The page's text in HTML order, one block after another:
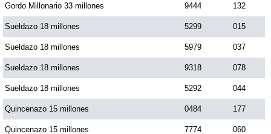
Motilon Tarde
Motilon Noche
Paisita Día
Paisita Noche
Gordo Millonario 33 millones 9444 132
Sueldazo 18 millones 5299 015
Sueldazo 18 millones 5979 037
Sueldazo 18 millones 9318 078
Sueldazo 18 millones 5292 044
Quincenazo 15 millones 0484 177
Quincenazo 15 millones 7774 060